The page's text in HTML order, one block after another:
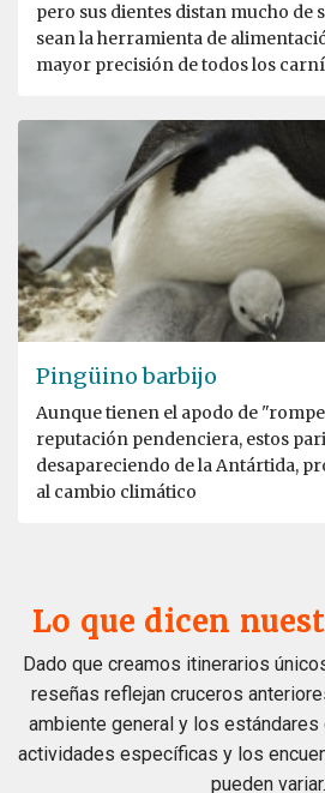
pero sus dientes distan mucho de
sean la herramienta de
mayor precisión de todos los
Pingüino barbijo
Aunque tienen el apodo de
reputación pendenciera, estos
desapareciendo de la Antártida,
al cambio climático
Lo que dicen
Dado que creamos itinerarios
reseñas reflejan cruceros
ambiente general y los estándares
actividades específicas y los
pueden variar.